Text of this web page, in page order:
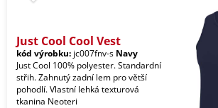
Just Cool Cool Vest
kód výrobku: jc007fnv-s Navy
Just Cool 100% polyester. Standardní
střih. Zahnutý zadní lem pro větší
pohodlí. Vlastní lehká texturová
tkanina Neoteri